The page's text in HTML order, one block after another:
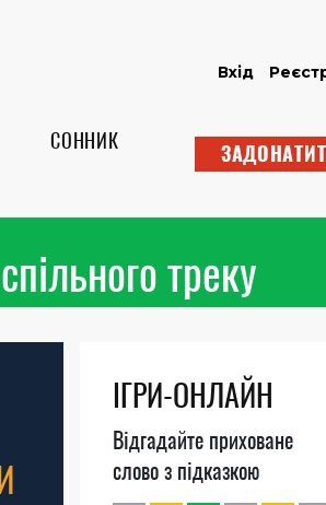
Вхід
СОННИК
треку
ІГРИ-ОНЛАЙН
Відгадайте приховане
слово з підказкою